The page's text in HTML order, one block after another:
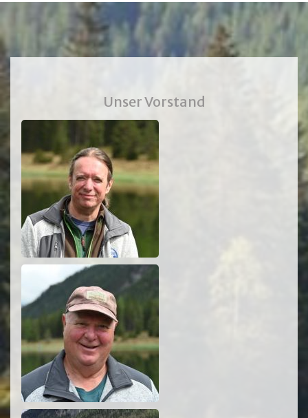
Unser Vorstand